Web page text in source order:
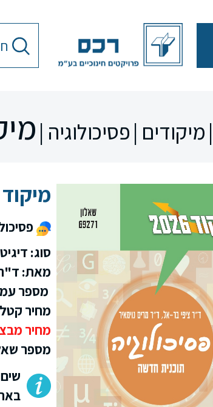
מיקודים |פסיכולוגיה |מיקוד 2026
מיקוד 2026 פסיכולוגיה-דיגיטלי
סוג:
מאת: ד"ר
מספר
מחיר
מחיר
מספר